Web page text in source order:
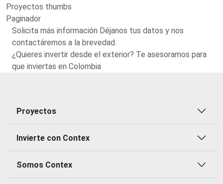
Proyectos thumbs
Paginador
Solicita más información Déjanos tus datos y nos
contactáremos a la brevedad.
¿Quieres invertir desde el exterior? Te asesoramos para
que inviertas en Colombia
Proyectos
Invierte con Contex
Somos Contex